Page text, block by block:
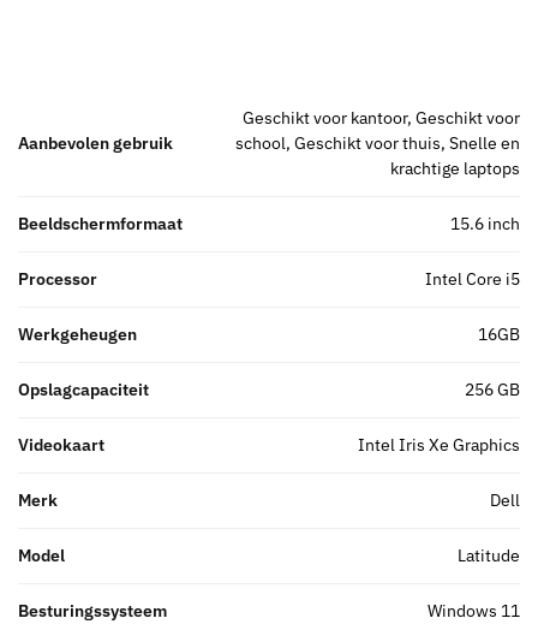
Aanbevolen gebruik
Geschikt voor kantoor, Geschikt voor
school, Geschikt voor thuis, Snelle en
krachtige laptops
Beeldschermformaat 15.6 inch
Processor Intel Core i5
Werkgeheugen 16GB
Opslagcapaciteit 256 GB
Videokaart Intel Iris Xe Graphics
Merk Dell
Model Latitude
Besturingssysteem Windows 11